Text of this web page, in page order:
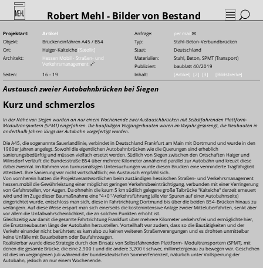
Robert Mehl - Bilder von Bestand
Projektart: Artikel Anfrage: per mail ✉
Objekt:
Brückeneinfahren A45 / B54 Typ:
Stahl-Beton-Verbundbrücken
Ort:
Haiger-Kalteiche [Satellit] Staat:
Deutschland
Architekt:
Hessen Mobil - Straßen- und
Verkehrsmanagement 🔗
Materialien:
Stahl, Beton, SPMT (Transport)
Publiziert:
baublatt 40/2019
Seiten:
16 - 19 Inhalt: [Artikel] [2] [3] [Bildstrecke]
Austausch zweier Autobahnbrücken bei Siegen
Kurz und schmerzlos
In der Nähe von Siegen wurden an nur einem Wochenende zwei Austauschbrücken mit Selbstfahrenden Plattform-
Modultransportern (SPMT) eingefahren. Die baufälligen Vorgängerbauten waren im Vorjahr gesprengt, die Neubauten in
anderthalb Jahren längs der Autobahn vorgefertigt worden.
Die A45, die sogenannte Sauerlandlinie, verbindet in Deutschland Frankfurt am Main mit Dortmund und wurde in den
1960er Jahren angelegt. Sowohl die eigentlichen Autobahnbrücken wie die Querungen sind erheblich
sanierungsbedürftig und müssen vielfach ersetzt werden. Südlich von Siegen zwischen den Ortschaften Haiger und
Wilnsdorf verläuft die Bundesstraße B54 über mehrere Kilometer annähernd parallel zur Autobahn und kreuzt diese
dabei zweimal. Im Rahmen von turnusmäßigen Untersuchungen wurde diesen Brücken eine verminderte Tragfähigkeit
attestiert. Ihre Sanierung war nicht wirtschaftlich; ein Austausch empfahl sich.
Von vornherein hatten die Projektverantwortlichen beim zuständigen hessischen Straßen- und Verkehrsmanagement
hessen.mobil die Gewährleistung einer möglichst geringen Verkehrsbeeinträchtigung, verbunden mit einer Verringerung
von Gefahrstellen, vor Augen. Da ohnehin die kaum 5 km südlich gelegene große Talbrücke "Kalteiche" derzeit erneuert
wird und im Zuge dieser Baumaßnahme eine "4+0"-Verkehrsführung (alle vier Spuren auf einer Autobahnseite)
eingerichtet wurde, entschloss man sich, diese in Fahrtrichtung Dortmund bis über die beiden B54-Brücken hinaus zu
verlängern. Auf diese Weise erspart man sich einerseits die kostenintensive Anlage zweier Mittelüberfahrten, senkt aber
vor allem die Unfallwahrscheinlichkeit, die an solchen Punkten erhöht ist.
Gleichzeitig war damit die gesamte Fahrtrichtung Frankfurt über mehrere Kilometer verkehrsfrei und ermöglichte hier,
die Ersatzneubauten längs der Autobahn herzustellen. Vorteilhaft war zudem, dass so die Bautätigkeiten und der
Verkehr einander nicht berührten; es kam also zu keinen weiteren Straßenverengungen und es drohten unmittelbar
keine Unfälle mit Bauarbeitern oder Baufahrzeugen.
Realisierbar wurde diese Strategie durch den Einsatz von Selbstfahrenden Plattform- Modultransportern (SPMT), mit
denen die gesamte Brücke, die eine 2.900 t und die andere 3,200 t schwer, millimetergenau zu bewegen war. Geschehen
ist dies im vergangenen Juli während der bundesdeutschen Sommerferienzeit, natürlich unter Vollsperrung der
Autobahn, jedoch an nur einem Wochenende.